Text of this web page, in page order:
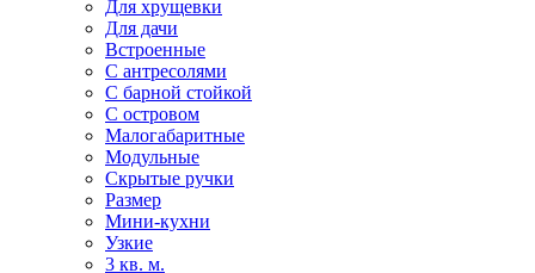
Для хрущевки
Для дачи
Встроенные
С антресолями
С барной стойкой
С островом
Малогабаритные
Модульные
Скрытые ручки
Размер
Мини-кухни
Узкие
3 кв. м.